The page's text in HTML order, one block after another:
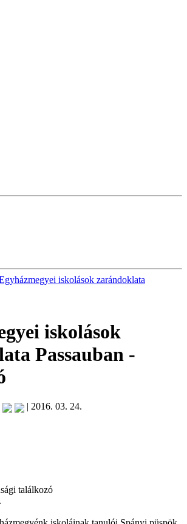
iskolások zarándoklata
iskolások
Passauban -
| 2016. 03. 24.
találkozó